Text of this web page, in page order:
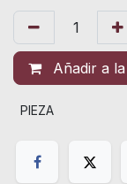
Añadir a
PIEZA